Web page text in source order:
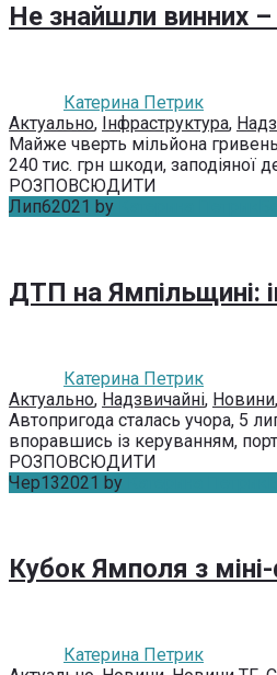
Не знайшли винних –
Катерина Петрик
Актуально, Інфраструктура,
Майже чверть мільйона
240 тис. грн шкоди, заподіяної
РОЗПОВСЮДИТИ
Лип62021 by
ДТП на Ямпільщині:
Катерина Петрик
Актуально, Надзвичайні, Новини,
Автопригода сталась учора, 5
впоравшись із керуванням,
РОЗПОВСЮДИТИ
Чер132021 by
Кубок Ямполя з
Катерина Петрик